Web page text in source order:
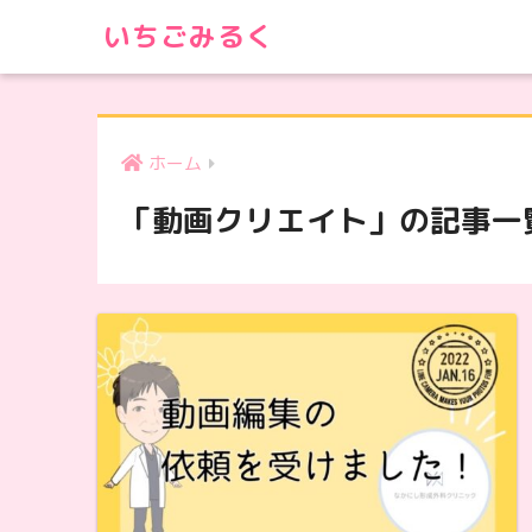
いちごみるく
ホーム
「動画クリエイト」の記事一